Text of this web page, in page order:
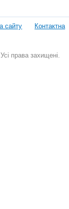
сайту
Контактна
права захищені.